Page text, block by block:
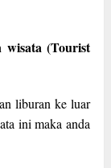
(Tourist
liburan ke luar
ini maka anda